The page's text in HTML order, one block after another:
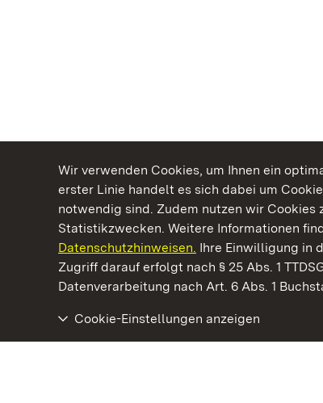
Wir verwenden Cookies, um Ihnen ein
erster Linie handelt es sich dabei um
notwendig sind. Zudem nutzen wir Cookies
Statistikzwecken. Weitere Informationen
Datenschutzhinweisen. Ihre Einwilligung in
Zugriff darauf erfolgt nach § 25 Abs. 1
Datenverarbeitung nach Art. 6 Abs. 1
Cookie-Einstellungen anzeigen
Kommen. Staunen. Genießen.